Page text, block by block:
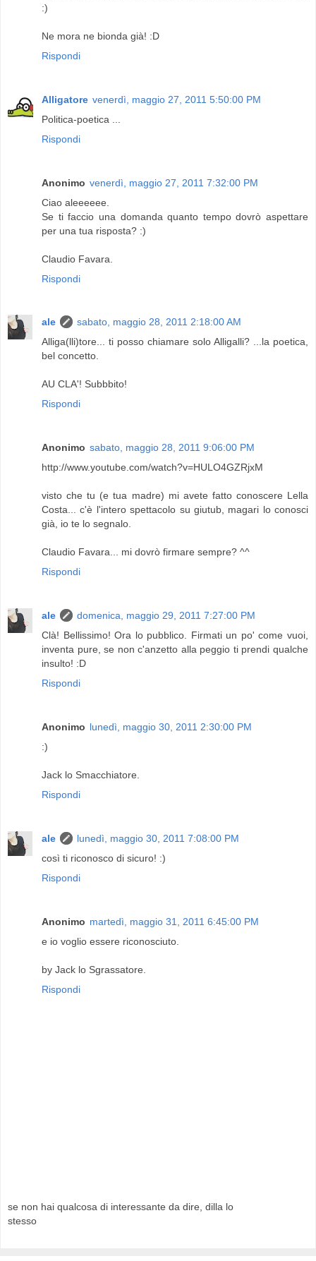
:)
Ne mora ne bionda già! :D
Rispondi
Alligatore venerdì, maggio 27, 2011 5:50:00 PM
Politica-poetica ...
Rispondi
Anonimo venerdì, maggio 27, 2011 7:32:00 PM
Ciao aleeeeee.
Se ti faccio una domanda quanto tempo dovrò aspettare
per una tua risposta? :)
Claudio Favara.
Rispondi
ale
sabato, maggio 28, 2011 2:18:00 AM
Alliga(lli)tore... ti posso chiamare solo Alligalli? ...la poetica,
bel concetto.
AU CLA'! Subbbito!
Rispondi
Anonimo sabato, maggio 28, 2011 9:06:00 PM
http://www.youtube.com/watch?v=HULO4GZRjxM
visto che tu (e tua madre) mi avete fatto conoscere Lella
Costa... c'è l'intero spettacolo su giutub, magari lo conosci
già, io te lo segnalo.
Claudio Favara... mi dovrò firmare sempre? ^^
Rispondi
ale
domenica, maggio 29, 2011 7:27:00 PM
Clà! Bellissimo! Ora lo pubblico. Firmati un po' come vuoi,
inventa pure, se non c'anzetto alla peggio ti prendi qualche
insulto! :D
Rispondi
Anonimo lunedì, maggio 30, 2011 2:30:00 PM
:)
Jack lo Smacchiatore.
Rispondi
ale
lunedì, maggio 30, 2011 7:08:00 PM
così ti riconosco di sicuro! :)
Rispondi
Anonimo martedì, maggio 31, 2011 6:45:00 PM
e io voglio essere riconosciuto.
by Jack lo Sgrassatore.
Rispondi
se non hai qualcosa di interessante da dire, dilla lo
stesso